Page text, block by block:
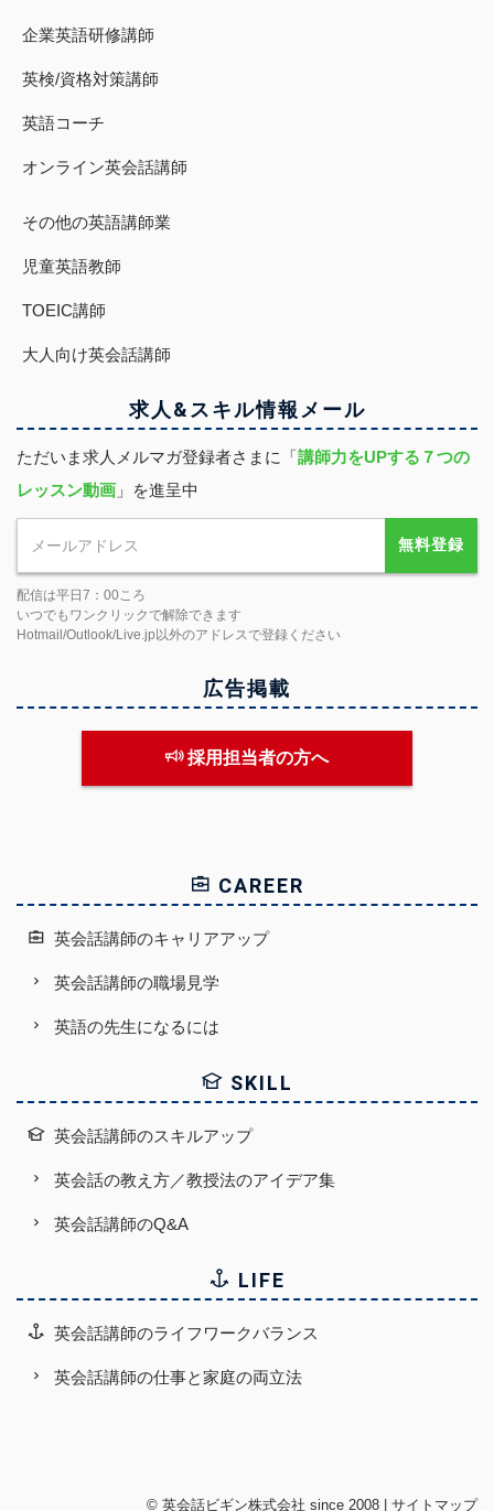
企業英語研修講師
英検/資格対策講師
英語コーチ
オンライン英会話講師
その他の英語講師業
児童英語教師
TOEIC講師
大人向け英会話講師
求人&スキル情報 メール
ただいま求人メルマガ登録者さまに「講師力をUPする７つの
レッスン動画 」を進呈中
無料登録
配信は平日7：00ころ
いつでもワンクリックで解除できます
Hotmail/Outlook/Live.jp以外のアドレスで登録ください
広告掲載
採用担当者の方へ
CAREER
英会話講師のキャリアアップ
英会話講師の職場見学
英語の先生になるには
SKILL
英会話講師のスキルアップ
英会話の教え方／教授法のアイデア集
英会話講師のQ&A
LIFE
英会話講師のライフワークバランス
英会話講師の仕事と家庭の両立法
© 英会話ビギン株式会社 since 2008 | サイトマップ